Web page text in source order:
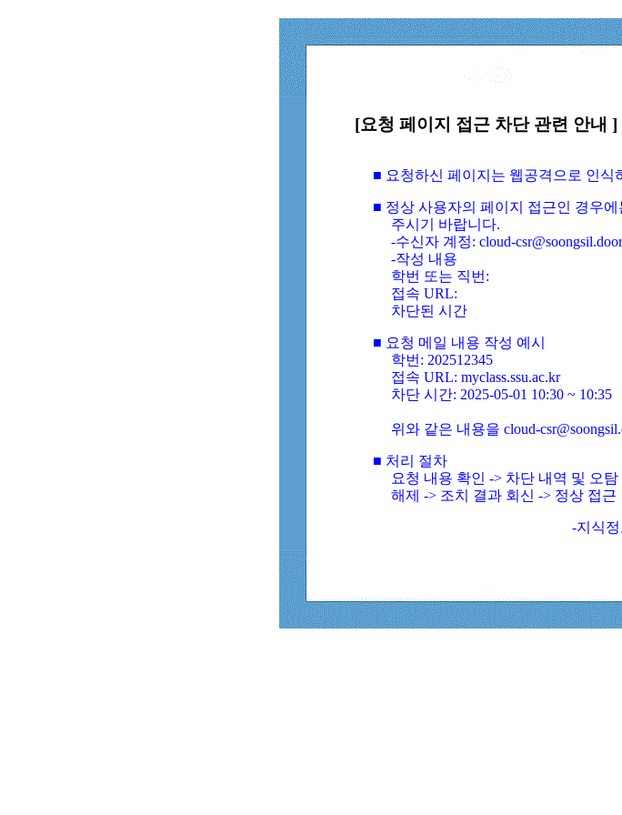
[요청 페이지 접근 차단 관련 안내 ]
■ 요청하신 페이지는 웹공격으로 인식
■ 정상 사용자의 페이지 접근인 경우
주시기 바랍니다.
-수신자 계정: cloud-
-작성 내용
학번 또는 직번:
접속 URL:
차단된 시간
■ 요청 메일 내용 작성 예시
학번: 202512345
접속 URL: myclass.ssu.ac.kr
차단 시간: 2025-05-01 10:30 ~ 10:35
위와 같은 내용을 cloud-
■ 처리 절차
요청 내용 확인 -> 차단 내역 및 오
해제 -> 조치 결과 회신 -> 정상 접근
-지식